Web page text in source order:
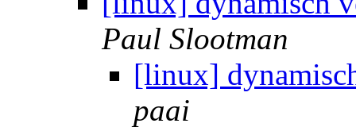
Paul Slootman
[linux]
paai